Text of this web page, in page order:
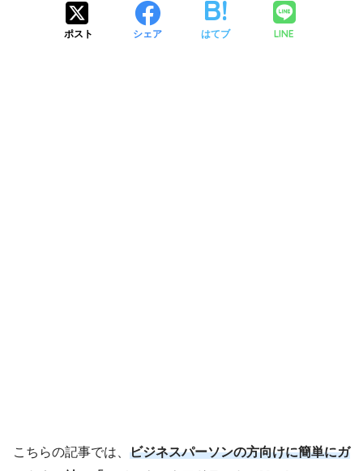
ポスト シェア はてブ LINE
こちらの記事では、 ビジネスパーソンの方向けに簡単にガ